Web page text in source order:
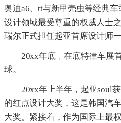
奥迪a6、tt与新甲壳虫等经典
设计领域最受尊重的权威人士
瑞尔正式担任起亚首席设计师一
20xx年底，在底特律车展
球。
20xx年上半年，起亚soul
的红点设计大奖，这是韩国汽
大奖。紧接着，作为国际上最